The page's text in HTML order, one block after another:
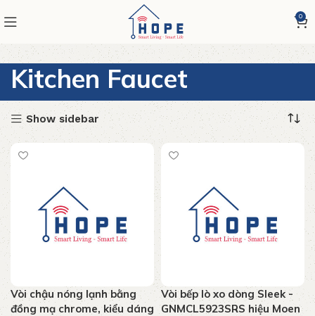
0
Kitchen Faucet
Show sidebar
Vòi chậu nóng lạnh bằng
đồng mạ chrome, kiểu dáng
Vòi bếp lò xo dòng Sleek -
GNMCL5923SRS hiệu Moen